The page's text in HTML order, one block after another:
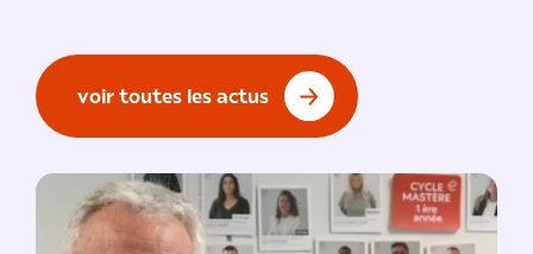
voir toutes les actus